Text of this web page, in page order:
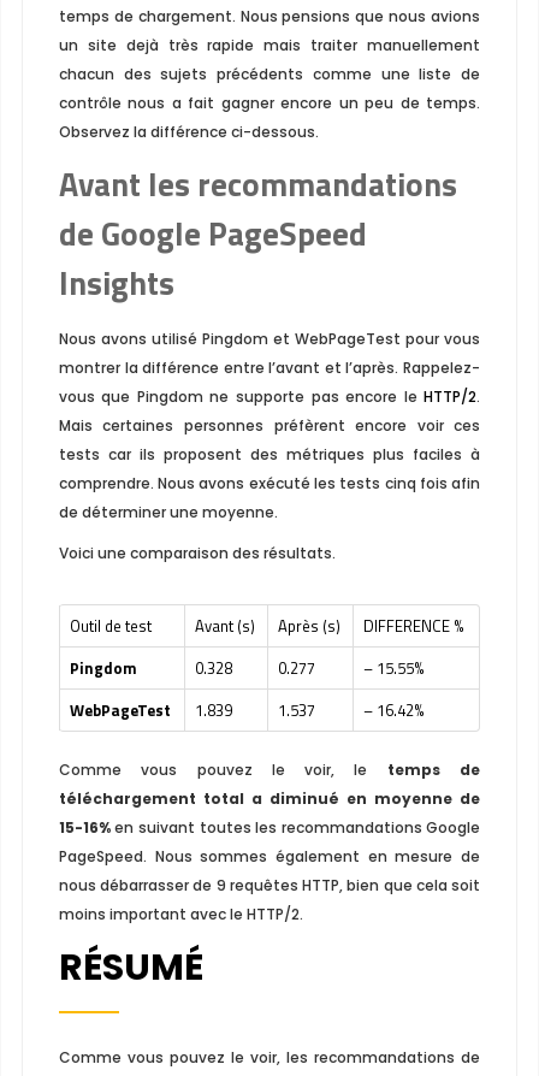
temps de chargement. Nous pensions que nous avions
un site dejà très rapide mais traiter manuellement
chacun des sujets précédents comme une liste de
contrôle nous a fait gagner encore un peu de temps.
Observez la différence ci-dessous.
Avant les recommandations
de Google PageSpeed
Insights
Nous avons utilisé Pingdom et WebPageTest pour vous
montrer la différence entre l’avant et l’après. Rappelez-
vous que Pingdom ne supporte pas encore leHTTP/2.
Mais certaines personnes préfèrent encore voir ces
tests car ils proposent des métriques plus faciles à
comprendre. Nous avons exécuté les tests cinq fois afin
de déterminer une moyenne.
Voici une comparaison des résultats.
Outil de test Avant (s) Après (s)
DIFFERENCE %
Pingdom
0.328 0.277
– 15.55%
WebPageTest
1.839 1.537 – 16.42%
Comme vous pouvez le voir, le temps de
téléchargement total a diminué en moyenne de
15-16%en suivant toutes les recommandations Google
PageSpeed. Nous sommes également en mesure de
nous débarrasser de 9 requêtes HTTP, bien que cela soit
moins important avec le HTTP/2.
RÉSUMÉ
Comme vous pouvez le voir, les recommandations de